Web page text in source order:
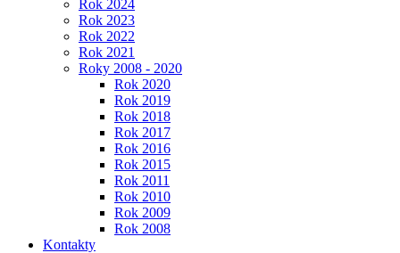
Rok 2024
Rok 2023
Rok 2022
Rok 2021
Roky 2008 - 2020
Rok 2020
Rok 2019
Rok 2018
Rok 2017
Rok 2016
Rok 2015
Rok 2011
Rok 2010
Rok 2009
Rok 2008
Kontakty